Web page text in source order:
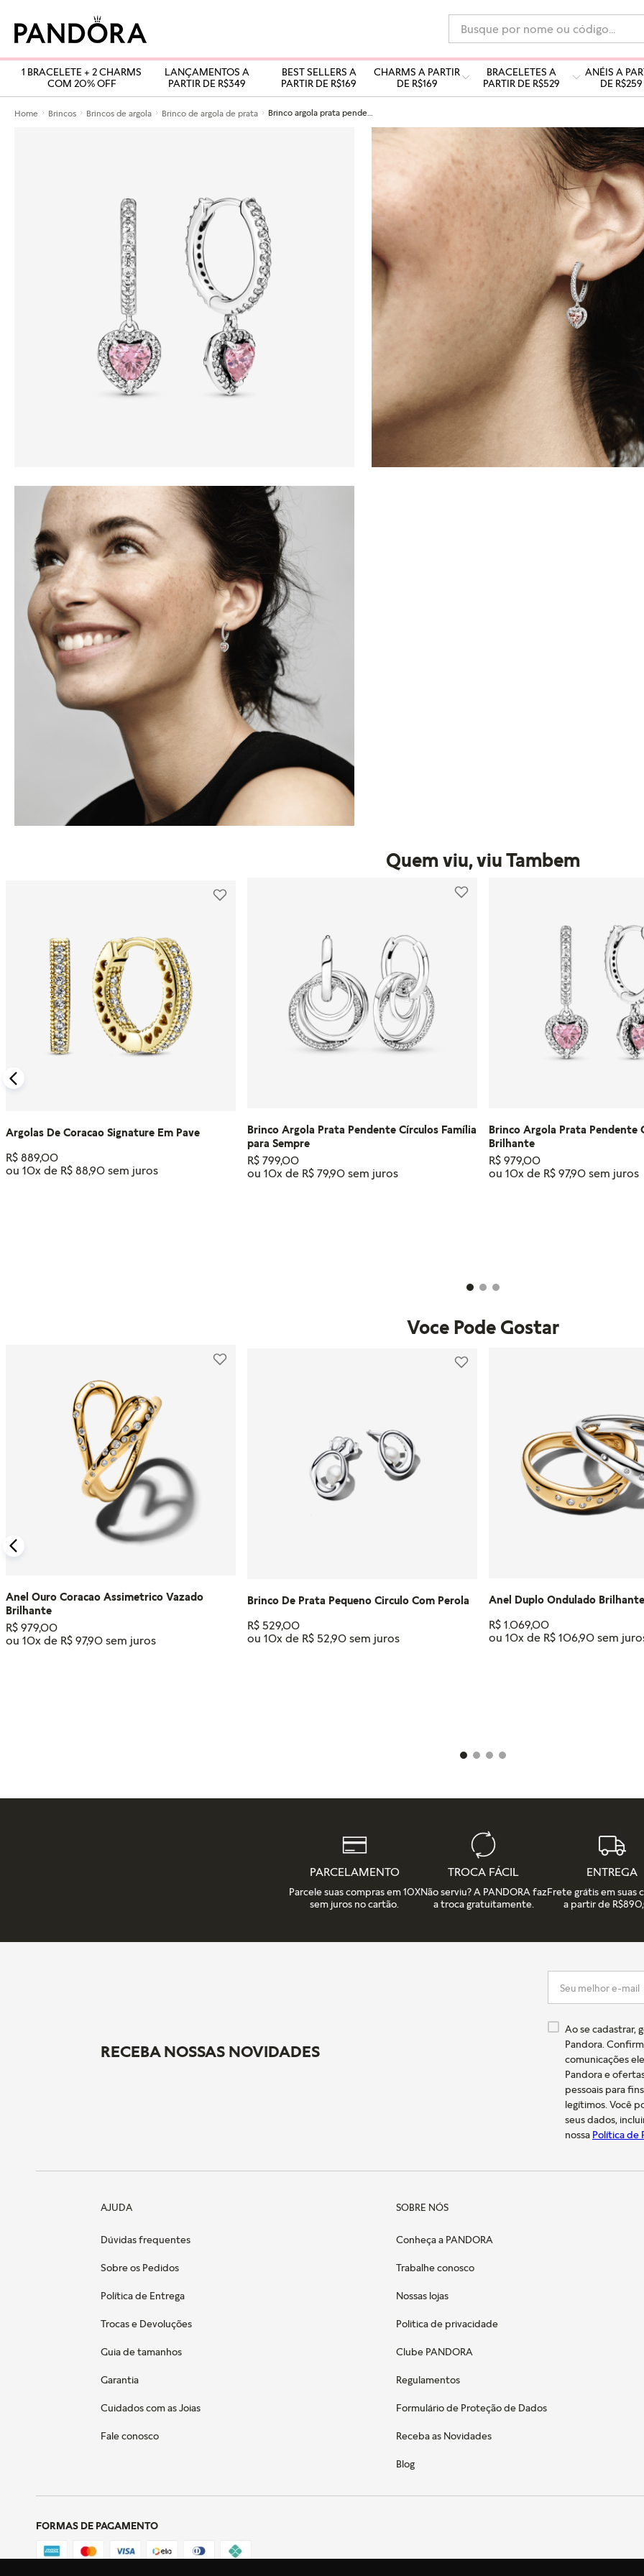
Busque por nome ou código...
1 BRACELETE + 2 CHARMS
COM 20% OFF
LANÇAMENTOS A
PARTIR DE R$349
BEST SELLERS A
PARTIR DE R$169
CHARMS A PARTIR
DE R$169
BRACELETES A
PARTIR DE R$529
ANÉIS A
DE R$259
Home Brincos Brincos de argola Brinco de argola de prata
Quem viu, viu Tambem
Argolas De Coracao Signature Em Pave
R$ 889,00
ou 10x de R$ 88,90
Brinco Argola Prata Pendente Círculos Família
para Sempre
R$ 799,00
ou 10x de R$ 79,90
Brinco Argola Prata Pendente
Brilhante
R$ 979,00
ou 10x de R$ 97,90
Voce Pode Gostar
Anel Ouro Coracao Assimetrico Vazado
Brilhante
R$ 979,00
ou 10x de R$ 97,90
Brinco De Prata Pequeno Circulo Com Perola
R$ 529,00
ou 10x de R$ 52,90
Anel Duplo Ondulado
R$ 1.069,00
ou 10x de R$ 106,90
PARCELAMENTO
Parcele suas compras em 10X
sem juros no cartão.
TROCA FÁCIL
Não serviu? A PANDORA faz
a troca gratuitamente.
ENTREGA
Frete grátis em suas
a partir de
RECEBA NOSSAS NOVIDADES
Ao se cadastrar,
Pandora.
comunicações
Pandora e
pessoais para
legítimos. Você
seus dados,
nossa Política de
AJUDA
Dúvidas frequentes
Sobre os Pedidos
Política de Entrega
Trocas e Devoluções
Guia de tamanhos
Garantia
Cuidados com as Joias
Fale conosco
SOBRE NÓS
Conheça a PANDORA
Trabalhe conosco
Nossas lojas
Politica de privacidade
Clube PANDORA
Regulamentos
Formulário de Proteção de Dados
Receba as Novidades
Blog
FORMAS DE PAGAMENTO